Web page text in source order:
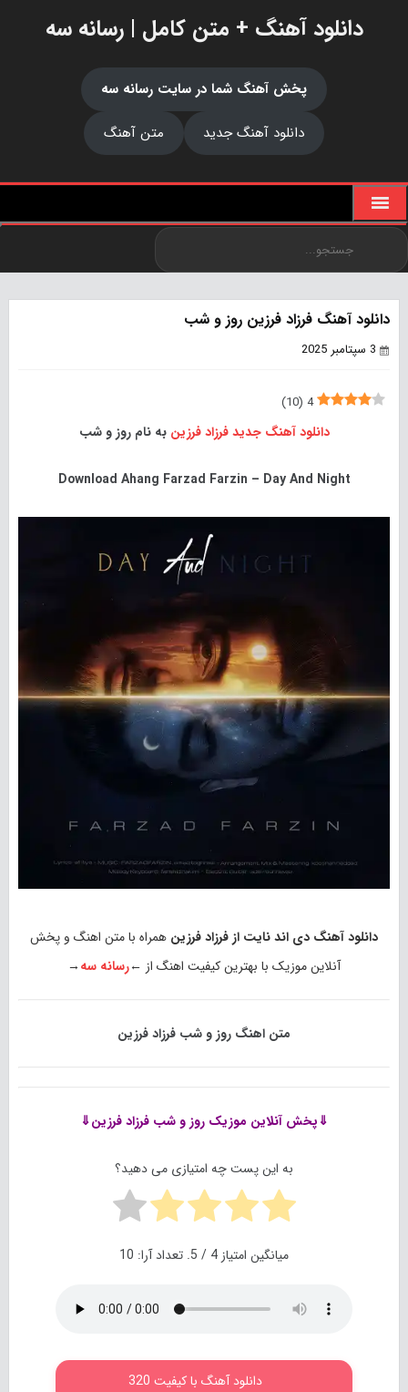
دانلود آهنگ + متن کامل | رسانه سه
پخش آهنگ شما در سایت رسانه سه
دانلود آهنگ جدید
متن آهنگ
دانلود آهنگ فرزاد فرزین روز و شب
3 سپتامبر 2025
4
(
10
)
دانلود آهنگ جدید فرزاد فرزین به نام روز و شب
Download Ahang Farzad Farzin – Day And Night
دانلود آهنگ دی اند نایت از فرزاد فرزین همراه با متن اهنگ و پخش
آنلاین موزیک با بهترین کیفیت اهنگ از ←رسانه سه→
متن اهنگ روز و شب فرزاد فرزین
⇓پخش آنلاین موزیکروز و شب فرزاد فرزین⇓
به این پست چه امتیازی می دهید؟
میانگین امتیاز 4 / 5. تعداد آرا: 10
دانلود آهنگ با کیفیت 320